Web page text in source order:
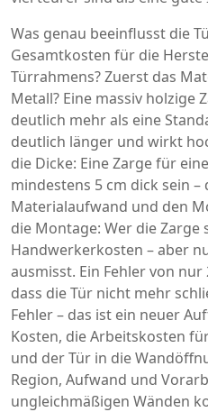
Was genau beeinflusst die
Gesamtkosten für die
Türrahmens? Zuerst das
Metall? Eine massiv holzige
deutlich mehr als eine
deutlich länger und wirkt
die Dicke: Eine Zarge für
mindestens 5 cm dick sein
Materialaufwand und den
die Montage: Wer die
Handwerkerkosten – aber
ausmisst. Ein Fehler von
dass die Tür nicht mehr
Fehler – das ist ein neuer
Kosten, die Arbeitskosten
und der Tür in die
Region, Aufwand und
ungleichmäßigen Wänden